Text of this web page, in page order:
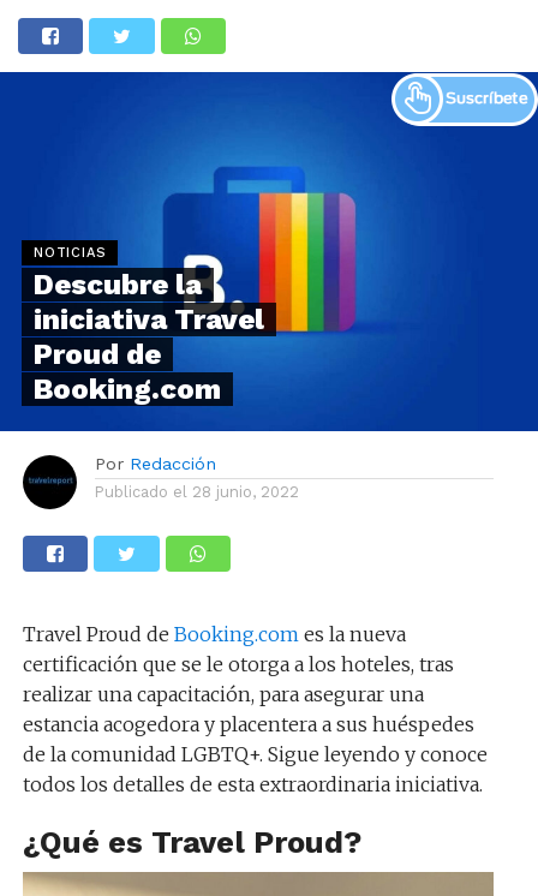
NOTICIAS
Descubre la
iniciativa Travel
Proud de
Booking.com
Por Redacción
Publicado el 28 junio, 2022
Travel Proud de Booking.com es la nueva
certificación que se le otorga a los hoteles, tras
realizar una capacitación, para asegurar una
estancia acogedora y placentera a sus huéspedes
de la comunidad LGBTQ+. Sigue leyendo y conoce
todos los detalles de esta extraordinaria iniciativa.
¿Qué es Travel Proud?